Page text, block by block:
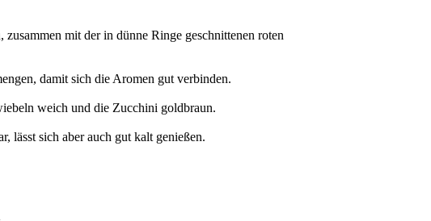
mit der in dünne Ringe geschnittenen roten
damit sich die Aromen gut verbinden.
weich und die Zucchini goldbraun.
lässt sich aber auch gut kalt genießen.